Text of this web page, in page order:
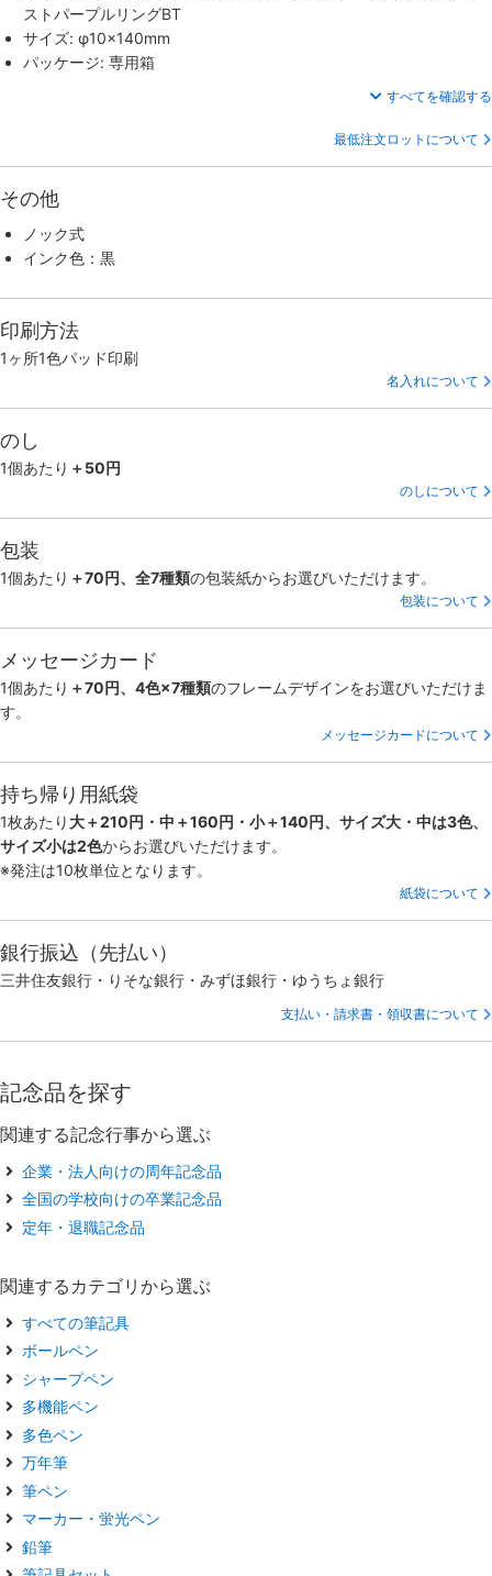
ストパープルリングBT
サイズ: φ10×140mm
パッケージ: 専用箱
すべてを確認する
最低注文ロットについて
その他
ノック式
インク色：黒
印刷方法
1ヶ所1色パッド印刷
名入れについて
のし
1個あたり ＋50円
のしについて
包装
1個あたり ＋70円、全7種類の包装紙からお選びいただけます。
包装について
メッセージカード
1個あたり ＋70円、4色×7種類のフレームデザインをお選びいただけま
す。
メッセージカードについて
持ち帰り用紙袋
1枚あたり 大＋210円・中＋160円・小＋140円、サイズ大・中は3色、
サイズ小は2色からお選びいただけます。
※発注は10枚単位となります。
紙袋について
銀行振込（先払い）
三井住友銀行・りそな銀行・みずほ銀行・ゆうちょ銀行
支払い・請求書・領収書について
記念品を探す
関連する記念行事から選ぶ
企業・法人向けの周年記念品
全国の学校向けの卒業記念品
定年・退職記念品
関連するカテゴリから選ぶ
すべての筆記具
ボールペン
シャープペン
多機能ペン
多色ペン
万年筆
筆ペン
マーカー・蛍光ペン
鉛筆